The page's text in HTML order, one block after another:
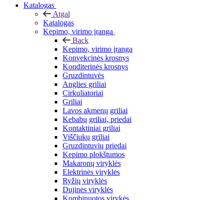
Katalogas
Atgal
Katalogas
Kepimo, virimo įranga
Back
Kepimo, virimo įranga
Konvekcinės krosnys
Konditerinės krosnys
Gruzdintuvės
Anglies griliai
Cirkuliatoriai
Griliai
Lavos akmenų griliai
Kebabų griliai, priedai
Kontaktiniai griliai
Viščiukų griliai
Gruzdintuvių priedai
Kepimo plokštumos
Makaronų viryklės
Elektrinės viryklės
Ryžių viryklės
Dujinės viryklės
Kombinuotos virykės